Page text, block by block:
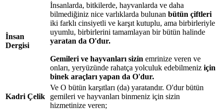
İnsan
Dergisi
İnsanlarda, bitkilerde, hayvanlarda ve daha
bilmediğiniz nice varlıklarda bulunan bütün çiftleri
iki farklı cinsiyetli ve karşıt kutuplu, ama birbirleriyle
uyumlu, birbirlerini tamamlayan bir bütün halinde
yaratan da O'dur.
Gemileri ve hayvanları sizin emrinize veren ve
onları, yeryüzünde rahatça yolculuk edebilmeniz için
binek araçları yapan da O'dur.
Kadri Çelik
Ve O bütün karşıtları (da) yaratandır. O'dur bütün
gemileri ve hayvanları binmeniz için sizin
hizmetinize veren;